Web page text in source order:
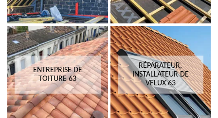
ENTREPRISE DE
TOITURE 63
RÉPARATEUR,
INSTALLATEUR DE
VELUX 63